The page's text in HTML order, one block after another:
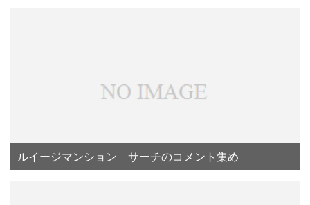
ルイージマンション サーチのコメント集め